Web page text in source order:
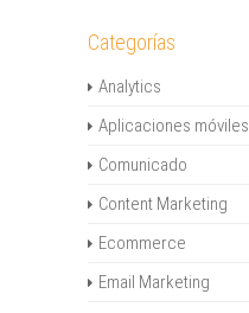
Categorías
Analytics
Aplicaciones móviles
Comunicado
Content Marketing
Ecommerce
Email Marketing